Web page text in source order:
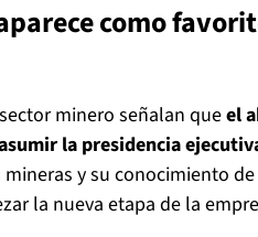
como
minero señalan queel
la presidencia
y su conocimiento
la nueva etapa de la